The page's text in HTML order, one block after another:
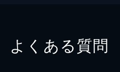
よくある質問